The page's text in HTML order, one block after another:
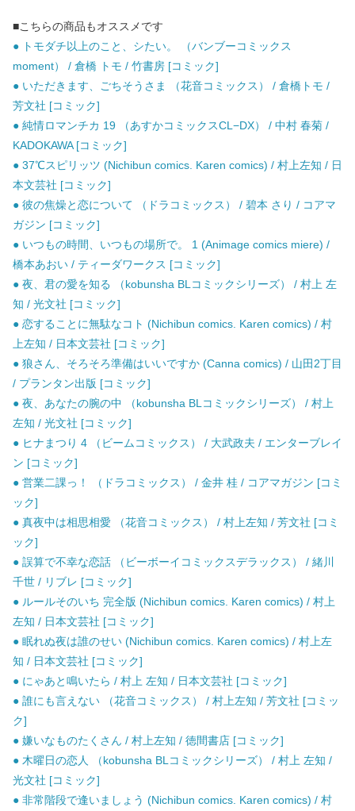
■こちらの商品もオススメです
● トモダチ以上のこと、シたい。 （バンブーコミックス
moment） / 倉橋 トモ / 竹書房 [コミック]
● いただきます、ごちそうさま （花音コミックス） / 倉橋トモ /
芳文社 [コミック]
● 純情ロマンチカ 19 （あすかコミックスCL−DX） / 中村 春菊 /
KADOKAWA [コミック]
● 37℃スピリッツ (Nichibun comics. Karen comics) / 村上左知 / 日
本文芸社 [コミック]
● 彼の焦燥と恋について （ドラコミックス） / 碧本 さり / コアマ
ガジン [コミック]
● いつもの時間、いつもの場所で。 1 (Animage comics miere) /
橋本あおい / ティーダワークス [コミック]
● 夜、君の愛を知る （kobunsha BLコミックシリーズ） / 村上 左
知 / 光文社 [コミック]
● 恋することに無駄なコト (Nichibun comics. Karen comics) / 村
上左知 / 日本文芸社 [コミック]
● 狼さん、そろそろ準備はいいですか (Canna comics) / 山田2丁目
/ プランタン出版 [コミック]
● 夜、あなたの腕の中 （kobunsha BLコミックシリーズ） / 村上
左知 / 光文社 [コミック]
● ヒナまつり 4 （ビームコミックス） / 大武政夫 / エンターブレイ
ン [コミック]
● 営業二課っ！ （ドラコミックス） / 金井 桂 / コアマガジン [コミ
ック]
● 真夜中は相思相愛 （花音コミックス） / 村上左知 / 芳文社 [コミ
ック]
● 誤算で不幸な恋話 （ビーボーイコミックスデラックス） / 緒川
千世 / リブレ [コミック]
● ルールそのいち 完全版 (Nichibun comics. Karen comics) / 村上
左知 / 日本文芸社 [コミック]
● 眠れぬ夜は誰のせい (Nichibun comics. Karen comics) / 村上左
知 / 日本文芸社 [コミック]
● にゃあと鳴いたら / 村上 左知 / 日本文芸社 [コミック]
● 誰にも言えない （花音コミックス） / 村上左知 / 芳文社 [コミッ
ク]
● 嫌いなものたくさん / 村上左知 / 徳間書店 [コミック]
● 木曜日の恋人 （kobunsha BLコミックシリーズ） / 村上 左知 /
光文社 [コミック]
● 非常階段で逢いましょう (Nichibun comics. Karen comics) / 村